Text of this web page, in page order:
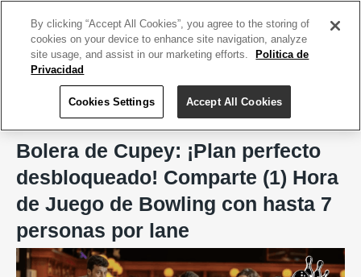
Bolera de Cupey
Bolera de Cupey: ¡Plan perfecto
desbloqueado! Comparte (1) Hora
de Juego de Bowling con hasta 7
personas por lane
By clicking “Accept All Cookies”, you agree to the storing of
cookies on your device to enhance site navigation, analyze
site usage, and assist in our marketing efforts.
Politica de
Privacidad
Cookies Settings Accept All Cookies